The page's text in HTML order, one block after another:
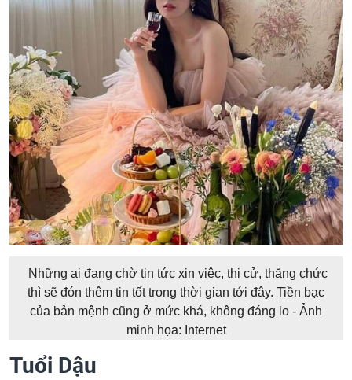
Những ai đang chờ tin tức xin việc, thi cử, thăng chức
thì sẽ đón thêm tin tốt trong thời gian tới đây. Tiền bạc
của bản mệnh cũng ở mức khá, không đáng lo - Ảnh
minh họa: Internet
Tuổi Dậu